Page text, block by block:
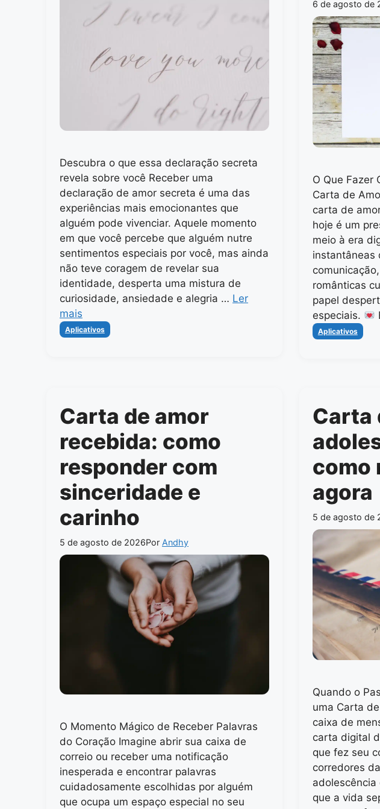
Descubra o que essa declaração secreta
revela sobre você Receber uma
declaração de amor secreta é uma das
experiências mais emocionantes que
alguém pode vivenciar. Aquele momento
em que você percebe que alguém nutre
sentimentos especiais por você, mas ainda
não teve coragem de revelar sua
identidade, desperta uma mistura de
curiosidade, ansiedade e alegria … Ler
mais
Categorias
Aplicativos
6 de agosto de
O Que Fazer
Carta de
carta de
hoje é um
meio à era
instantâneas
românticas
papel
especiais.
Categorias
Aplicativos
Carta de amor
recebida: como
responder com
sinceridade e
carinho
5 de agosto de 2026Por Andhy
O Momento Mágico de Receber Palavras
do Coração Imagine abrir sua caixa de
correio ou receber uma notificação
inesperada e encontrar palavras
cuidadosamente escolhidas por alguém
que ocupa um espaço especial no seu
Carta
como
agora
5 de agosto de
Quando o
uma Carta
caixa de
carta digital
que fez seu
corredores
adolescência
que a vida